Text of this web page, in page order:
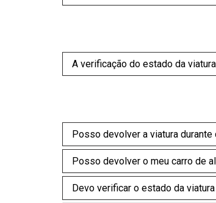
A verificação do estado da
Posso devolver a viatura
Posso devolver o meu carro de
Devo verificar o estado da